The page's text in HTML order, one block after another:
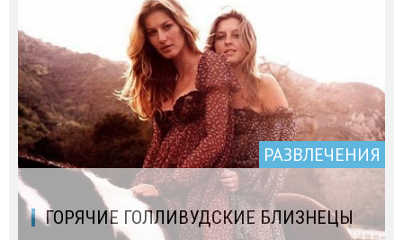
РАЗВЛЕЧЕНИЯ
ГОРЯЧИЕ ГОЛЛИВУДСКИЕ БЛИЗНЕЦЫ